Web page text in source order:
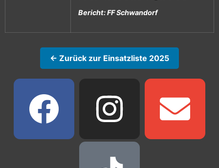
Bericht: FF Schwandorf
← Zurück zur Einsatzliste 2025